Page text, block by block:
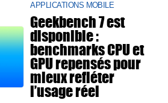
APPLICATIONS MOBILE
Geekbench 7 est
disponible :
benchmarks CPU et
GPU repensés pour
mieux refléter
l’usage réel